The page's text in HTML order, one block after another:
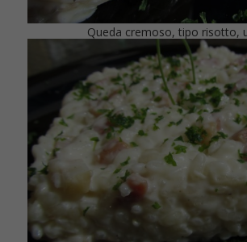
Queda cremoso, tipo risotto,